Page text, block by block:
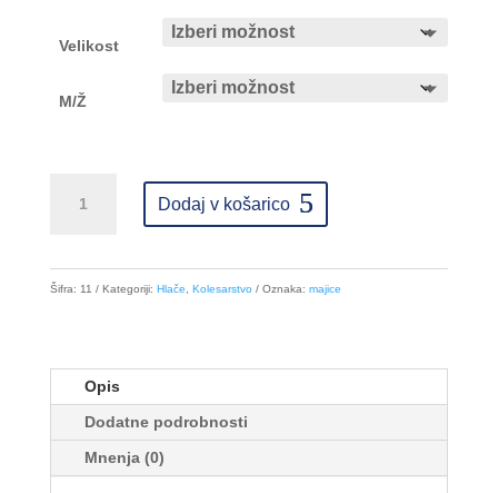
Velikost
M/Ž
kratke
hlače
Dodaj v košarico
Šifra: 11 Kategoriji: Hlače Kolesarstvo Oznaka: majice
Opis
Dodatne podrobnosti
Mnenja (0)